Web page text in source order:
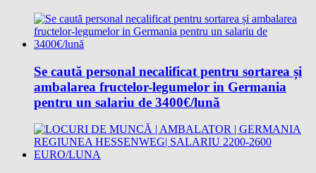
Se caută personal necalificat pentru sortarea și
ambalarea fructelor-legumelor in Germania
pentru un salariu de 3400€/lună